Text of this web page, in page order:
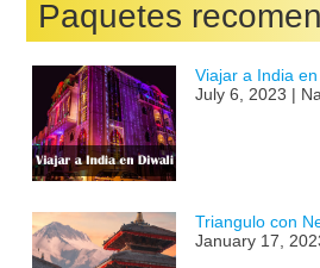
Paquetes
Viajar a India
July 6, 2023 |
Triangulo con
January 17,